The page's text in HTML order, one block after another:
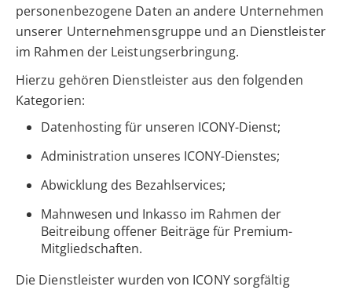
personenbezogene Daten an andere Unternehmen
unserer Unternehmensgruppe und an Dienstleister
im Rahmen der Leistungserbringung.
Hierzu gehören Dienstleister aus den folgenden
Kategorien:
Datenhosting für unseren ICONY-Dienst;
Administration unseres ICONY-Dienstes;
Abwicklung des Bezahlservices;
Mahnwesen und Inkasso im Rahmen der
Beitreibung offener Beiträge für Premium-
Mitgliedschaften.
Die Dienstleister wurden von ICONY sorgfältig